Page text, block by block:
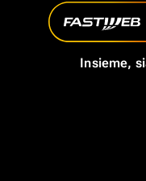
Insieme,